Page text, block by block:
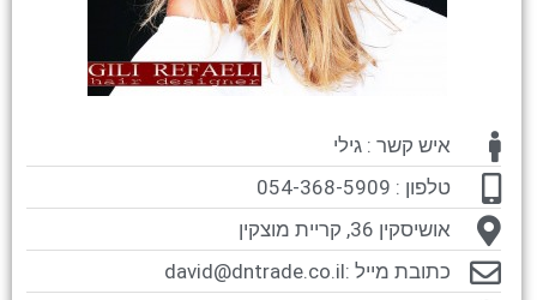
איש קשר : גילי
טלפון : 054-368-5909
אושיסקין 36, קריית מוצקין
כתובת מייל :david@dntrade.co.il